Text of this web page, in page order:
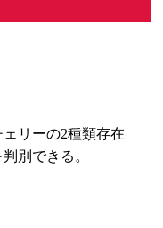
リーの2種類存在
別できる。